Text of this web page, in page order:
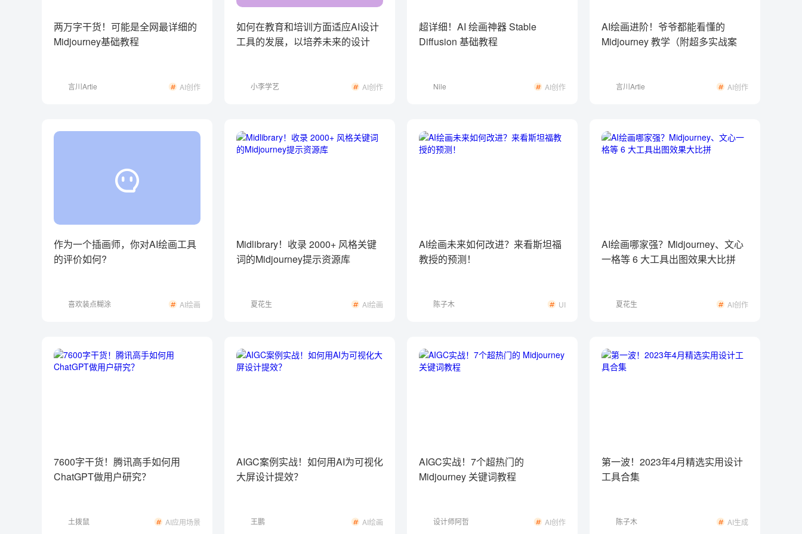
两万字干货！可能是全网最详细的
Midjourney基础教程
言川Artie AI创作
如何在教育和培训方面适应AI设计
工具的发展，以培养未来的设计
小李学艺 AI创作
超详细！AI 绘画神器 Stable
Diffusion 基础教程
Nile AI创作
AI绘画进阶！爷爷都能看懂的
Midjourney 教学（附超多实战案
言川Artie AI创作
作为一个插画师，你对AI绘画工具
的评价如何?
喜欢装点糊涂 AI绘画
Midlibrary！收录 2000+ 风格关键
词的Midjourney提示资源库
夏花生 AI绘画
AI绘画未来如何改进？来看斯坦福
教授的预测！
陈子木 UI
AI绘画哪家强？Midjourney、文心
一格等 6 大工具出图效果大比拼
夏花生 AI创作
7600字干货！腾讯高手如何用
ChatGPT做用户研究？
土拨鼠 AI应用场景
AIGC案例实战！如何用AI为可视化
大屏设计提效？
王鹏 AI绘画
AIGC实战！7个超热门的
Midjourney 关键词教程
设计师阿哲 AI创作
第一波！2023年4月精选实用设计
工具合集
陈子木 AI生成